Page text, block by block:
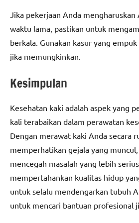
Jika pekerjaan Anda
waktu lama, pastikan untuk
berkala. Gunakan kasur yang
jika memungkinkan.
Kesimpulan
Kesehatan kaki adalah aspek yang
kali terabaikan dalam perawatan
Dengan merawat kaki Anda secara
memperhatikan gejala yang
mencegah masalah yang lebih
mempertahankan kualitas hidup
untuk selalu mendengarkan tubuh
untuk mencari bantuan profesional